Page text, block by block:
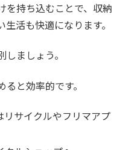
を持ち込むことで、収納
活も快適になります。
ましょう。
と効率的です。
サイクルやフリマアプ